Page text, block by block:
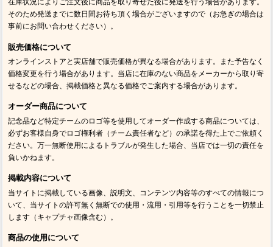
在庫状況によりご注文後に商品を取り寄せた後に発送を行う場合があります。
そのため発送までに数日間お待ち頂く場合がございますので（お急ぎの場合は
事前にお問い合わせください）。
販売価格について
オンラインストアと実店舗で販売価格が異なる場合があります。また予告なく
価格変更を行う場合があります。当店に在庫のない商品をメーカーから取り寄
せるなどの場合、掲載価格と異なる価格でご案内する場合があります。
オーダー商品について
記念品など特定チームのロゴ等を使用してオーダー作成する商品については、
必ずお客様自身でロゴ権利者（チーム責任者など）の承諾を得た上でご依頼く
ださい。万一無断使用によるトラブルが発生した場合、当店では一切の責任を
負いかねます。
掲載内容について
当サイトに掲載している画像、説明文、コンテンツ内容等のすべての情報につ
いて、当サイトの許可無く無断での使用・流用・引用等を行うことを一切禁止
します（キャプチャ画像含む）。
商品の使用について